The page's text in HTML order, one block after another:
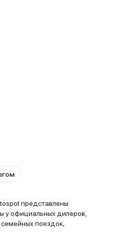
представлены
у официальных дилеров,
поездок,